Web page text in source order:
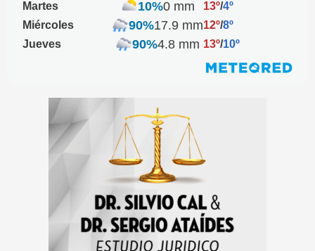
Martes 10%0 mm 13º/4º
Miércoles
90%17.9 mm12º/8º
Jueves
90%4.8 mm 13º/10º